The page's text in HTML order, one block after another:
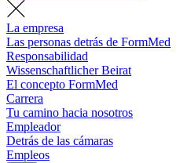
La empresa
Las personas detrás de FormMed
Responsabilidad
Wissenschaftlicher Beirat
El concepto FormMed
Carrera
Tu camino hacia nosotros
Empleador
Detrás de las cámaras
Empleos